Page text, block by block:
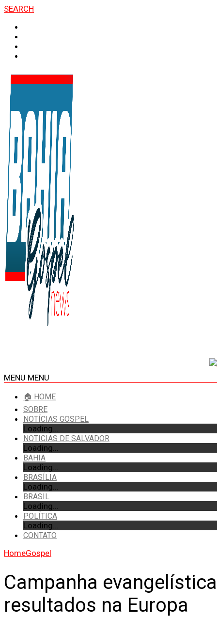
SEARCH
MENU MENU
🏠 HOME
SOBRE
NOTÍCIAS GOSPEL
Loading...
NOTICIAS DE SALVADOR
Loading...
BAHIA
Loading...
BRASÍLIA
Loading...
BRASIL
Loading...
POLÍTICA
Loading...
CONTATO
HomeGospel
Campanha
resultados na Europa